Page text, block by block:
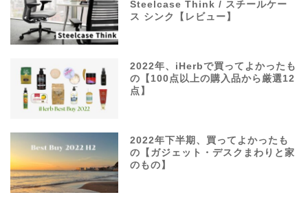
Steelcase Think / スチールケー
ス シンク【レビュー】
2022年、iHerbで買ってよかったも
の【100点以上の購入品から厳選12
点】
2022年下半期、買ってよかったも
の【ガジェット・デスクまわりと家
のもの】